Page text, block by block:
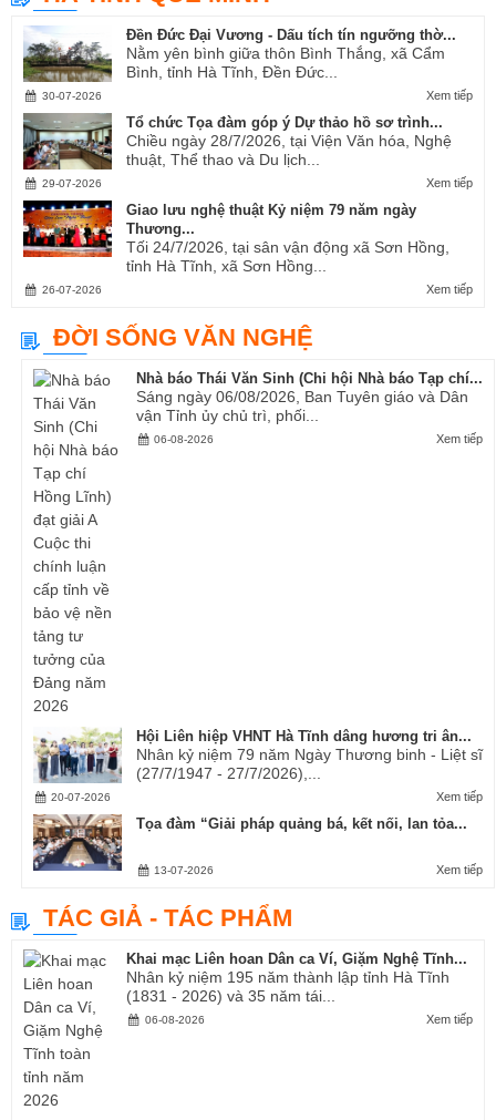
Ví, Giặm...
Đền Đức Đại Vương - Dấu tích tín ngưỡng thờ...
Nằm yên bình giữa thôn Bình Thắng, xã Cẩm
Bình, tỉnh Hà Tĩnh, Đền Đức...
Xem tiếp
30-07-2026
Tổ chức Tọa đàm góp ý Dự thảo hồ sơ trình...
Chiều ngày 28/7/2026, tại Viện Văn hóa, Nghệ
thuật, Thể thao và Du lịch...
Xem tiếp
29-07-2026
Giao lưu nghệ thuật Kỷ niệm 79 năm ngày
Thương...
Tối 24/7/2026, tại sân vận động xã Sơn Hồng,
tỉnh Hà Tĩnh, xã Sơn Hồng...
Xem tiếp
26-07-2026
ĐỜI SỐNG VĂN NGHỆ
Nhà báo Thái Văn Sinh (Chi hội Nhà báo Tạp chí...
Sáng ngày 06/08/2026, Ban Tuyên giáo và Dân
vận Tỉnh ủy chủ trì, phối...
Xem tiếp
06-08-2026
Hội Liên hiệp VHNT Hà Tĩnh dâng hương tri ân...
Nhân kỷ niệm 79 năm Ngày Thương binh - Liệt sĩ
(27/7/1947 - 27/7/2026),...
Xem tiếp
20-07-2026
Tọa đàm “Giải pháp quảng bá, kết nối, lan tỏa...
Xem tiếp
13-07-2026
TÁC GIẢ - TÁC PHẨM
Khai mạc Liên hoan Dân ca Ví, Giặm Nghệ Tĩnh...
Nhân kỷ niệm 195 năm thành lập tỉnh Hà Tĩnh
(1831 - 2026) và 35 năm tái...
Xem tiếp
06-08-2026